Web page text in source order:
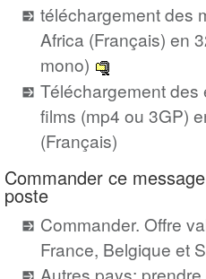
téléchargement des
Africa (Français) en
mono)
Téléchargement des
films (mp4 ou 3GP)
(Français)
Commander ce
poste
Commander. Offre
France, Belgique et